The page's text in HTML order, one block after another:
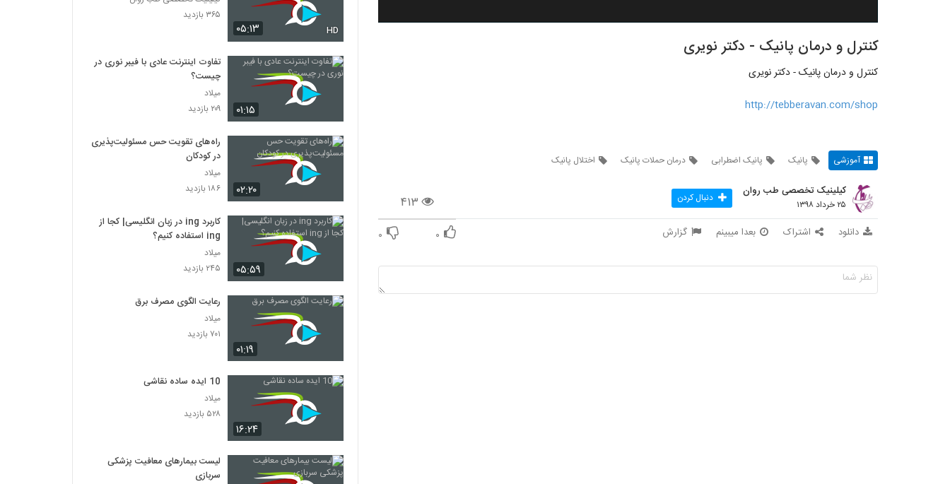
کنترل و درمان پانیک - دکتر نویری
کنترل و درمان پانیک - دکتر نویری
http://tebberavan.com/shop
آموزشی پانیک پانیک اضطرابی درمان حملات پانیک اختلال پانیک
۴۱۳
کیلینیک تخصصی طب روان
۲۵ خرداد ۱۳۹۸ دنبال کردن
دانلود اشتراک بعدا میبینم گزارش ۰ ۰
۰۵:۱۳ HD
۳۶۵ بازدید
۰۱:۱۵
تفاوت اینترنت عادی با فیبر نوری در
چیست؟
میلاد
۲۰۹ بازدید
۰۲:۲۰
راه‌های تقویت حس مسئولیت‌پذیری
در کودکان
میلاد
۱۸۶ بازدید
۰۵:۵۹
کاربرد ing در زبان انگلیسی| کجا از
ing استفاده کنیم؟
میلاد
۲۴۵ بازدید
۰۱:۱۹
رعایت الگوی مصرف برق
میلاد
۷۰۱ بازدید
۱۶:۲۴
10 ایده ساده نقاشی
میلاد
۵۲۸ بازدید
لیست بیمارهای معافیت پزشکی
سربازی